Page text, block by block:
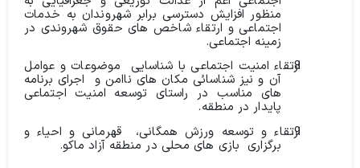
منظور افزایش دسترسی برابر شهروندان به خدمات
اجتماعی و ارتقاء شاخص های حقوق شهروندی در
زمینه اجتماعی.
ارتقاء امنیت اجتماعی با شناسایی
موضوعات و عوامل
آن و نیز شناسائی مکان های ناامن و اجرای برنامه
های مناسب در راستای توسعه امنیت اجتماعی
پایدار در منطقه.
ارتقاء و توسعه ورزش همگانی،
قهرمانی و احیاء و
برگزاری بازی های محلی در منطقه آزاد ماکو.